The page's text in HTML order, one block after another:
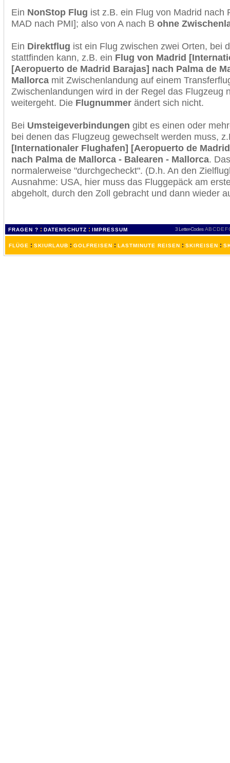
Ein NonStop Flug ist z.B. ein Flug von Madrid nach
MAD nach PMI]; also von A nach B ohne
Ein Direktflug ist ein Flug zwischen zwei Orten, bei
stattfinden kann, z.B. ein Flug von Madrid
[Aeropuerto de Madrid Barajas] nach Palma de
Mallorca mit Zwischenlandung auf einem
Zwischenlandungen wird in der Regel das Flugzeug
weitergeht. Die Flugnummer ändert sich nicht.
Bei Umsteigeverbindungen gibt es einen oder
bei denen das Flugzeug gewechselt werden muss,
[Internationaler Flughafen] [Aeropuerto de
nach Palma de Mallorca - Balearen - Mallorca.
normalerweise "durchgecheckt". (D.h. An den
Ausnahme: USA, hier muss das Fluggepäck am
abgeholt, durch den Zoll gebracht und dann wieder
FRAGEN ? : DATENSCHUTZ : IMPRESSUM 3 Letter-Codes ABCDEF
FLÜGE : SKIURLAUB : GOLFREISEN : LASTMINUTE REISEN : SKIREISEN :